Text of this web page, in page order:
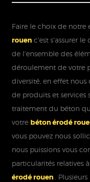
Faire le choix de notre
rouenc'est s'assurer le
de l'ensemble des
déroulement de votre
diversité, en effet
de produits et
traitement du béton
votre béton érodé
vous pouvez nous
nous puissions vous
particularités relatives
érodé rouen
.